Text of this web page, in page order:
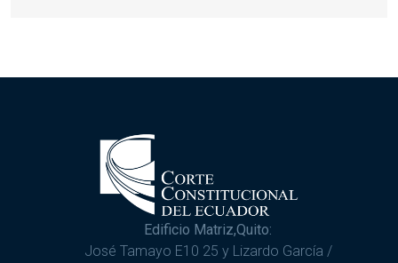
Edificio Matriz,Quito:
José Tamayo E10 25 y Lizardo García /